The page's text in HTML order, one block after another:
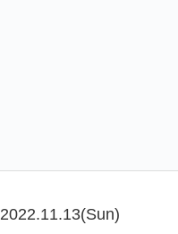
2022.11.13(Sun)